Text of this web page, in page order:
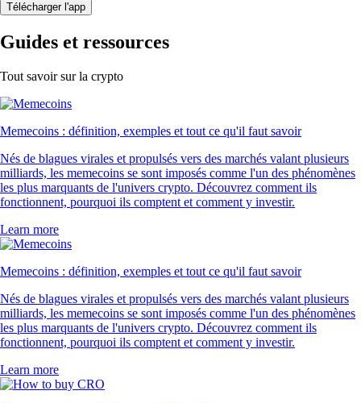
Télécharger l'app
Guides et ressources
Tout savoir sur la crypto
Memecoins : définition, exemples et tout ce qu'il faut savoir
Nés de blagues virales et propulsés vers des marchés valant plusieurs
milliards, les memecoins se sont imposés comme l'un des phénomènes
les plus marquants de l'univers crypto. Découvrez comment ils
fonctionnent, pourquoi ils comptent et comment y investir.
Learn more
Memecoins : définition, exemples et tout ce qu'il faut savoir
Nés de blagues virales et propulsés vers des marchés valant plusieurs
milliards, les memecoins se sont imposés comme l'un des phénomènes
les plus marquants de l'univers crypto. Découvrez comment ils
fonctionnent, pourquoi ils comptent et comment y investir.
Learn more